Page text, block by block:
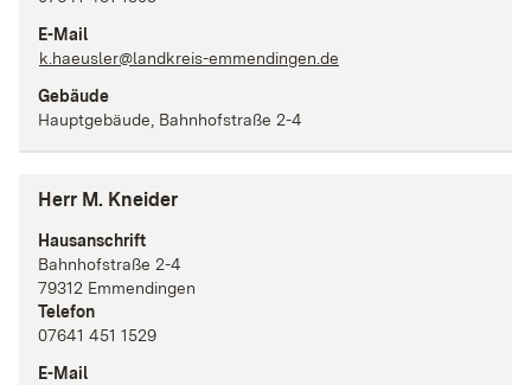
E-Mail
k.haeusler@landkreis-emmendingen.de
Gebäude
Hauptgebäude, Bahnhofstraße 2-4
Herr M. Kneider
Hausanschrift
Bahnhofstraße 2-4
79312 Emmendingen
Telefon
07641 451 1529
E-Mail